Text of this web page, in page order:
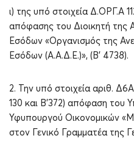
ι) της υπό στοιχεία Δ.ΟΡΓ.Α
απόφασης του Διοικητή της
Εσόδων «Οργανισμός της
Εσόδων (Α.Α.Δ.Ε.)», (Β’ 4738).
2. Την υπό στοιχεία αριθ.
130 και Β’372) απόφαση του
Υφυπουργού Οικονομικών
στον Γενικό Γραμματέα της